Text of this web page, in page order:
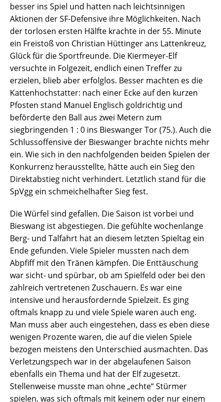
besser ins Spiel und hatten nach leichtsinnigen
Aktionen der SF-Defensive ihre Möglichkeiten. Nach
der torlosen ersten Hälfte krachte in der 55. Minute
ein Freistoß von Christian Hüttinger ans Lattenkreuz,
Glück für die Sportfreunde. Die Kiermeyer-Elf
versuchte in Folgezeit, endlich einen Treffer zu
erzielen, blieb aber erfolglos. Besser machten es die
Kattenhochstatter: nach einer Ecke auf den kurzen
Pfosten stand Manuel Englisch goldrichtig und
beförderte den Ball aus zwei Metern zum
siegbringenden 1 : 0 ins Bieswanger Tor (75.). Auch die
Schlussoffensive der Bieswanger brachte nichts mehr
ein. Wie sich in den nachfolgenden beiden Spielen der
Konkurrenz herausstellte, hätte auch ein Sieg den
Direktabstieg nicht verhindert. Letztlich stand für die
SpVgg ein schmeichelhafter Sieg fest.
Die Würfel sind gefallen. Die Saison ist vorbei und
Bieswang ist abgestiegen. Die gefühlte wochenlange
Berg- und Talfahrt hat an diesem letzten Spieltag ein
Ende gefunden. Viele Spieler mussten nach dem
Abpfiff mit den Tränen kämpfen. Die Enttäuschung
war sicht- und spürbar, ob am Spielfeld oder bei den
zahlreich vertretenen Zuschauern. Es war eine
intensive und herausfordernde Spielzeit. Es ging
oftmals knapp zu und viele Spiele waren auch eng.
Man muss aber auch eingestehen, dass es eben diese
wenigen Prozente waren, die auf die vielen Spiele
bezogen meistens den Unterschied ausmachten. Das
Verletzungspech war in der abgelaufenen Saison
ebenfalls ein Thema und hat der Elf zugesetzt.
Stellenweise musste man ohne „echte“ Stürmer
spielen, was sich oftmals mit keinem oder nur einem